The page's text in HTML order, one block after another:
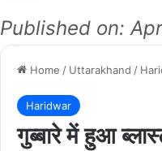
Published on:
Home / Uttarakhand /
Haridwar
गुब्बारे में हुआ